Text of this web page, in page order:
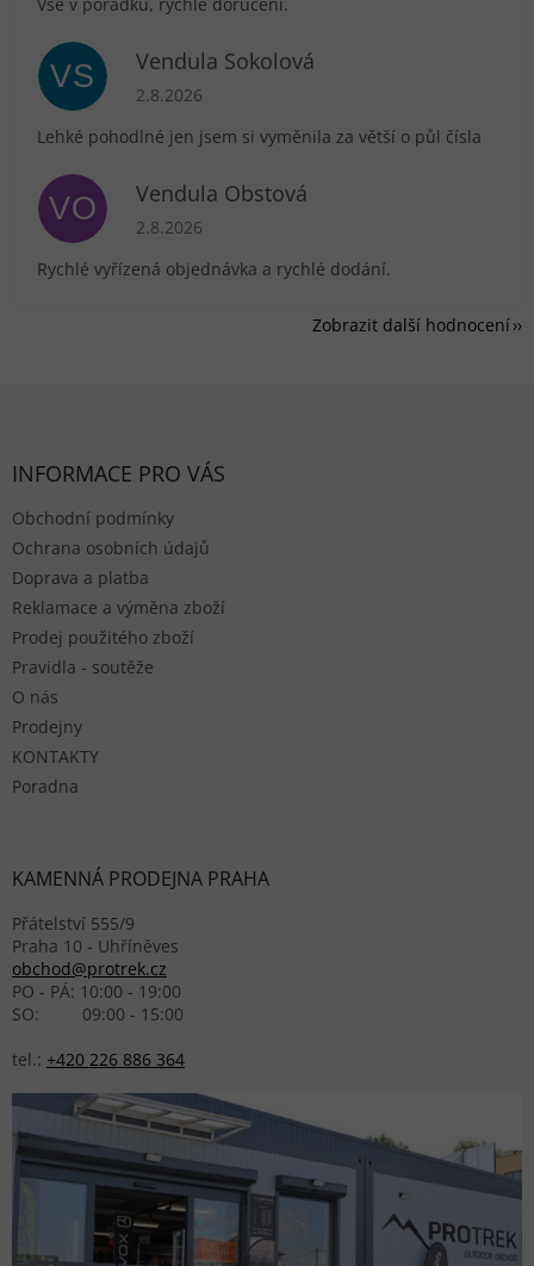
VS Vendula Sokolová
Hodnocení obchodu je 5 z 5 hvězdiček.
2.8.2026
Lehké pohodlné jen jsem si vyměnila za větší o půl čísla
VO Vendula Obstová
Hodnocení obchodu je 5 z 5 hvězdiček.
2.8.2026
Rychlé vyřízená objednávka a rychlé dodání.
Zobrazit další hodnocení
INFORMACE PRO VÁS
Obchodní podmínky
Ochrana osobních údajů
Doprava a platba
Reklamace a výměna zboží
Prodej použitého zboží
Pravidla - soutěže
O nás
Prodejny
KONTAKTY
Poradna
KAMENNÁ PRODEJNA PRAHA
Přátelství 555/9
Praha 10 - Uhříněves
obchod@protrek.cz
PO - PÁ: 10:00 - 19:00
SO: 09:00 - 15:00
tel.: +420 226 886 364